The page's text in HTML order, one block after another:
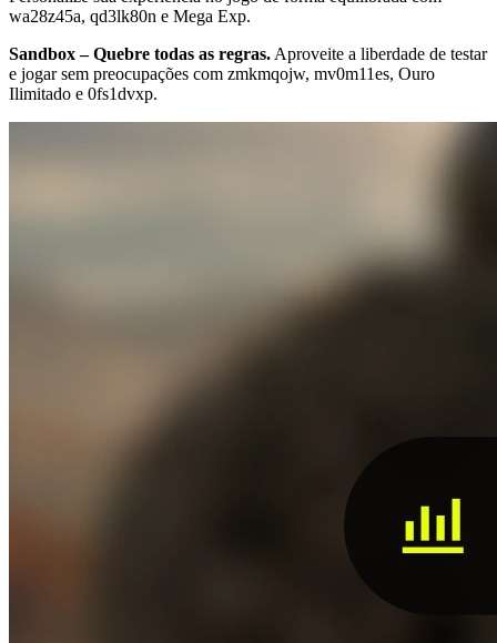
wa28z45a, qd3lk80n e Mega Exp.
Sandbox – Quebre todas as regras. Aproveite a liberdade de testar
e jogar sem preocupações com zmkmqojw, mv0m11es, Ouro
Ilimitado e 0fs1dvxp.